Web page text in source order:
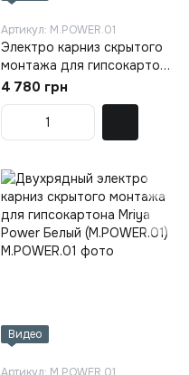
Артикул: M.POWER.01
Электро карниз скрытого
монтажа для гипсокартона
Mriya Power Белый
(M.POWER.01)
4 780 грн
Видео